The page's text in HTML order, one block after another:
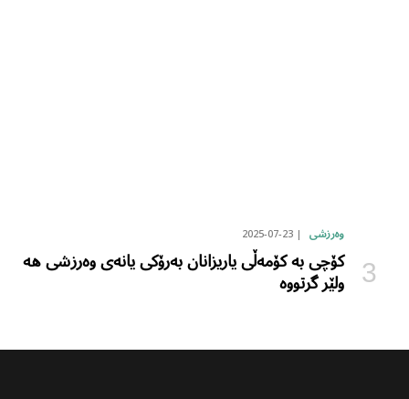
وەرزشی 2025-07-23
کۆچی بە کۆمەڵی یاریزانان بەرۆکی یانەی وەرزشی هە
ولێر گرتووە